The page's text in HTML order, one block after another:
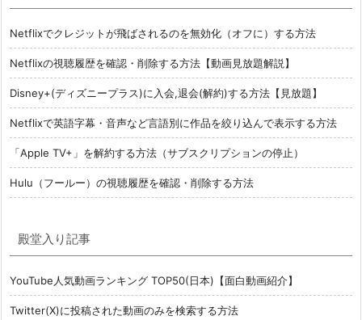
Netflixでクレジットが飛ばされるのを無効化（オフに）する方法
Netflixの視聴履歴を確認・削除する方法【動画見放題解説】
Disney+(ディズニープラス)に入会,退会(解約)する方法【見放題】
Netflixで英語字幕・音声など言語別に作品を絞り込んで表示する方法
「Apple TV+」を解約する方法（サブスクリプションの停止）
Hulu（フールー）の視聴履歴を確認・削除する方法
殿堂入り記事
YouTube人気動画ランキング TOP50(日本)【面白動画紹介】
Twitter(X)に投稿された動画のみを検索する方法